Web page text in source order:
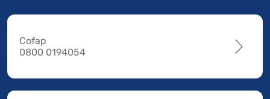
Cofap
0800 0194054